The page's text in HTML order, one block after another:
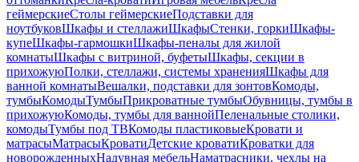
геймерскиеСтолы геймерскиеПодставки для
ноутбуковШкафы и стеллажиШкафыСтенки, горкиШкафы-
купеШкафы-гармошкиШкафы-пеналы для жилой
комнатыШкафы с витриной, буфетыШкафы, секции в
прихожуюПолки, стеллажи, системы храненияШкафы для
ванной комнатыВешалки, подставки для зонтовКомоды,
тумбыКомодыТумбыПрикроватные тумбыОбувницы, тумбы в
прихожуюКомоды, тумбы для ваннойПеленальные столики,
комодыТумбы под ТВКомоды пластиковыеКровати и
матрасыМатрасыКроватиДетские кроватиКроватки для
новорожденныхНадувная мебельНаматрасники, чехлы на